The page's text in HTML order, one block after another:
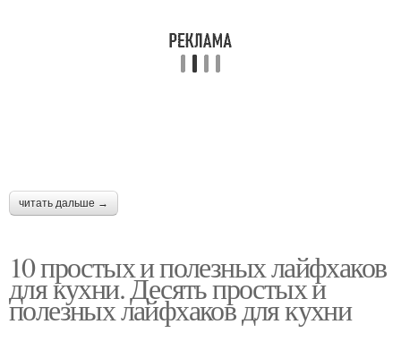
читать дальше →
10 простых и полезных лайфхаков
для кухни. Десять простых и
полезных лайфхаков для кухни